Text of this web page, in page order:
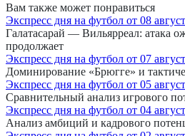
Вам также может понравиться
Экспресс дня на футбол от 08
Галатасарай — Вильярреал: атака
продолжает
Экспресс дня на футбол от 07
Доминирование «Брюгге» и
Экспресс дня на футбол от 05
Сравнительный анализ игрового
Экспресс дня на футбол от 04
Анализ амбиций и кадрового